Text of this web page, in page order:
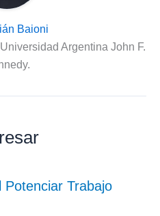
Baioni
Argentina John F.
Potenciar Trabajo